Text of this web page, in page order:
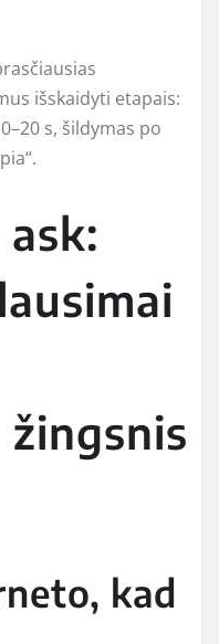
išskaidyti etapais:
s, šildymas po
kad